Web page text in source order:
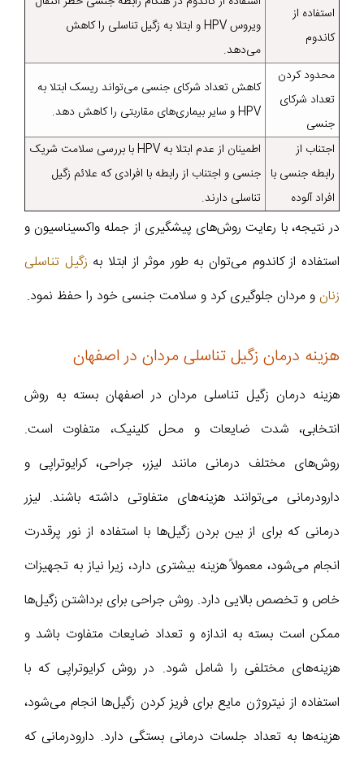
استفاده از
کاندوم
ویروس HPV و ابتلا به زگیل تناسلی را کاهش
می‌دهد.
محدود کردن
تعداد شرکای
جنسی
کاهش تعداد شرکای جنسی می‌تواند ریسک ابتلا به
HPV و سایر بیماری‌های مقاربتی را کاهش دهد.
اجتناب از
رابطه جنسی با
افراد آلوده
اطمینان از عدم ابتلا به HPV با بررسی سلامت شریک
جنسی و اجتناب از رابطه با افرادی که علائم زگیل
تناسلی دارند.
در نتیجه، با رعایت روش‌های پیشگیری از جمله واکسیناسیون و
استفاده از کاندوم می‌توان به طور موثر از ابتلا به زگیل تناسلی
زنان و مردان جلوگیری کرد و سلامت جنسی خود را حفظ نمود.
هزینه درمان زگیل تناسلی مردان در اصفهان
هزینه درمان زگیل تناسلی مردان در اصفهان بسته به روش
انتخابی، شدت ضایعات و محل کلینیک، متفاوت است.
روش‌های مختلف درمانی مانند لیزر، جراحی، کرایوتراپی و
دارودرمانی می‌توانند هزینه‌های متفاوتی داشته باشند. لیزر
درمانی که برای از بین بردن زگیل‌ها با استفاده از نور پرقدرت
انجام می‌شود، معمولاً هزینه بیشتری دارد، زیرا نیاز به تجهیزات
خاص و تخصص بالایی دارد. روش جراحی برای برداشتن زگیل‌ها
ممکن است بسته به اندازه و تعداد ضایعات متفاوت باشد و
هزینه‌های مختلفی را شامل شود. در روش کرایوتراپی که با
استفاده از نیتروژن مایع برای فریز کردن زگیل‌ها انجام می‌شود،
هزینه‌ها به تعداد جلسات درمانی بستگی دارد. دارودرمانی که